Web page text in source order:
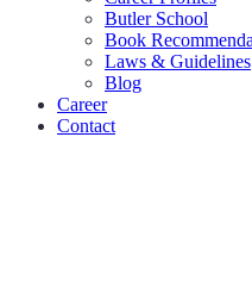
Butler School
Book
Laws & Guidelines
Blog
Career
Contact